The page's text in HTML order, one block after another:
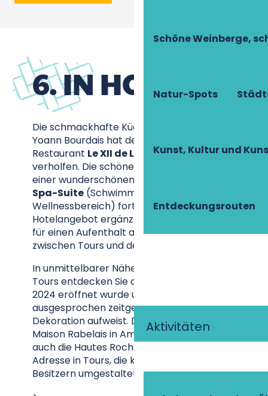
Schöne Weinberge,
Natur-Spots
Kunst, Kultur und
Entdeckungsrouten
Aktivitäten
6. IN HOTELS
Die schmackhafte Küche des Küchenchefs
Yoann Bourdais hat dem Hotel und
Restaurant Le XII de Luyneszu seinem Ruf
verholfen. Die schöne Geschichte wird mit
einer wunderschönen
Spa-Suite (Schwimmspa Sauna,
Wellnessbereich) fortgesetzt, die das
Hotelangebot ergänzt. Ein weiterer Grund
für einen Aufenthalt an den Ufern der Loire
zwischen Tours und dem Schloss Langeais.
In unmittelbarer Nähe des Bahnhofs von
Tours entdecken Sie das Labe Hôtel, das
2024 eröffnet wurde und eine
ausgesprochen zeitgenössische
Dekoration aufweist. Dasselbe gilt für das
Maison Rabelais in Amboise. Testen Sie
auch die Hautes Roches, eine historische
Adresse in Tours, die kürzlich von neuen
Besitzern umgestaltet wurde!